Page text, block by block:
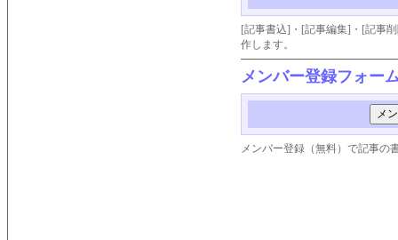
[記事書込]・[記事編集]・[記事
作します。
メンバー登録フォー
メンバー登録（無料）で記事の